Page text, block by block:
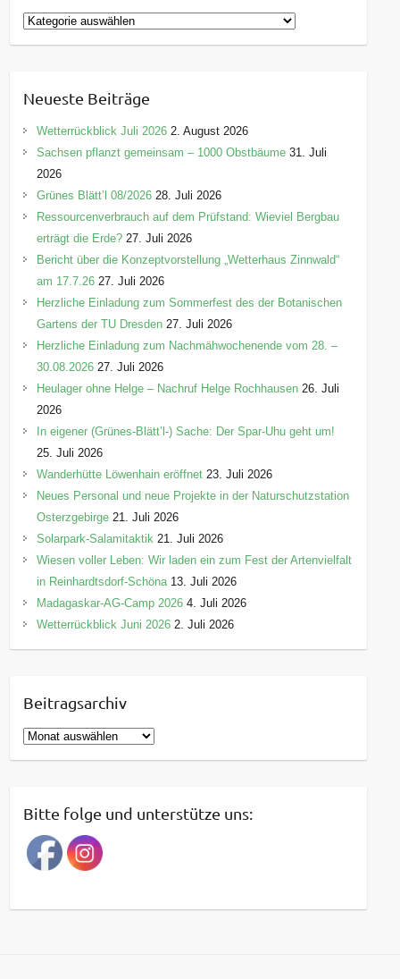
K
a
g
o
r
e
n
Neueste Beiträge
Wetterrückblick Juli 2026 2. August 2026
Sachsen pflanzt gemeinsam – 1000 Obstbäume 31. Juli
2026
Grünes Blätt’l 08/2026 28. Juli 2026
Ressourcenverbrauch auf dem Prüfstand: Wieviel Bergbau
erträgt die Erde? 27. Juli 2026
Bericht über die Konzeptvorstellung „Wetterhaus Zinnwald“
am 17.7.26 27. Juli 2026
Herzliche Einladung zum Sommerfest des der Botanischen
Gartens der TU Dresden 27. Juli 2026
Herzliche Einladung zum Nachmähwochenende vom 28. –
30.08.2026 27. Juli 2026
Heulager ohne Helge – Nachruf Helge Rochhausen 26. Juli
2026
In eigener (Grünes-Blätt’l-) Sache: Der Spar-Uhu geht um!
25. Juli 2026
Wanderhütte Löwenhain eröffnet 23. Juli 2026
Neues Personal und neue Projekte in der Naturschutzstation
Osterzgebirge 21. Juli 2026
Solarpark-Salamitaktik 21. Juli 2026
Wiesen voller Leben: Wir laden ein zum Fest der Artenvielfalt
in Reinhardtsdorf-Schöna 13. Juli 2026
Madagaskar-AG-Camp 2026 4. Juli 2026
Wetterrückblick Juni 2026 2. Juli 2026
Beitragsarchiv
B
e
r
a
g
a
Bitte folge und unterstütze uns: